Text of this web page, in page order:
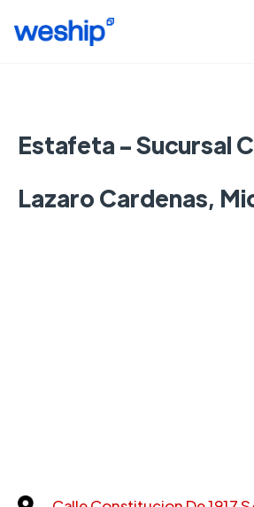
Estafeta - Sucursal
Lazaro Cardenas,